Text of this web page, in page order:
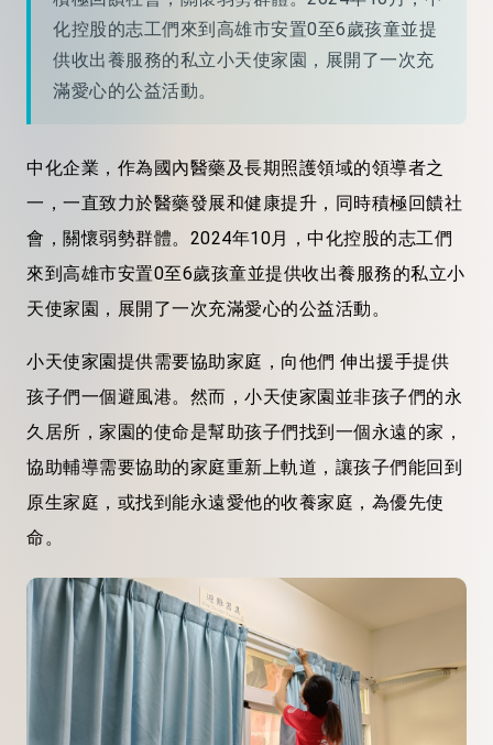
化控股的志工們來到高雄市安置0至6歲孩童並提
供收出養服務的私立小天使家園，展開了一次充
滿愛心的公益活動。
中化企業，作為國內醫藥及長期照護領域的領導者之
一，一直致力於醫藥發展和健康提升，同時積極回饋社
會，關懷弱勢群體。2024年10月，中化控股的志工們
來到高雄市安置0至6歲孩童並提供收出養服務的私立小
天使家園，展開了一次充滿愛心的公益活動。
小天使家園提供需要協助家庭，向他們 伸出援手提供
孩子們一個避風港。然而，小天使家園並非孩子們的永
久居所，家園的使命是幫助孩子們找到一個永遠的家，
協助輔導需要協助的家庭重新上軌道，讓孩子們能回到
原生家庭，或找到能永遠愛他的收養家庭，為優先使
命。